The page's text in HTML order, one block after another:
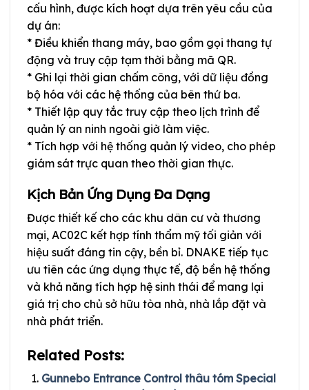
cấu hình, được kích hoạt dựa trên yêu cầu của
dự án:
* Điều khiển thang máy, bao gồm gọi thang tự
động và truy cập tạm thời bằng mã QR.
* Ghi lại thời gian chấm công, với dữ liệu đồng
bộ hóa với các hệ thống của bên thứ ba.
* Thiết lập quy tắc truy cập theo lịch trình để
quản lý an ninh ngoài giờ làm việc.
* Tích hợp với hệ thống quản lý video, cho phép
giám sát trực quan theo thời gian thực.
Kịch Bản Ứng Dụng Đa Dạng
Được thiết kế cho các khu dân cư và thương
mại, AC02C kết hợp tính thẩm mỹ tối giản với
hiệu suất đáng tin cậy, bền bỉ. DNAKE tiếp tục
ưu tiên các ứng dụng thực tế, độ bền hệ thống
và khả năng tích hợp hệ sinh thái để mang lại
giá trị cho chủ sở hữu tòa nhà, nhà lắp đặt và
nhà phát triển.
Related Posts:
Gunnebo Entrance Control thâu tóm Special